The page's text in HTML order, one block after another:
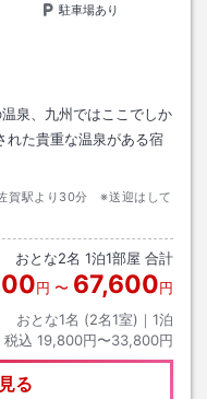
駐車場あり
泉、九州ではここでしか
れた貴重な温泉がある宿
賀駅より30分 ※送迎はして
おとな2名 1泊1部屋 合計
円 〜 67,600円
おとな1名 (2名1室)｜ 1泊
税込 19,800円〜33,800円
る